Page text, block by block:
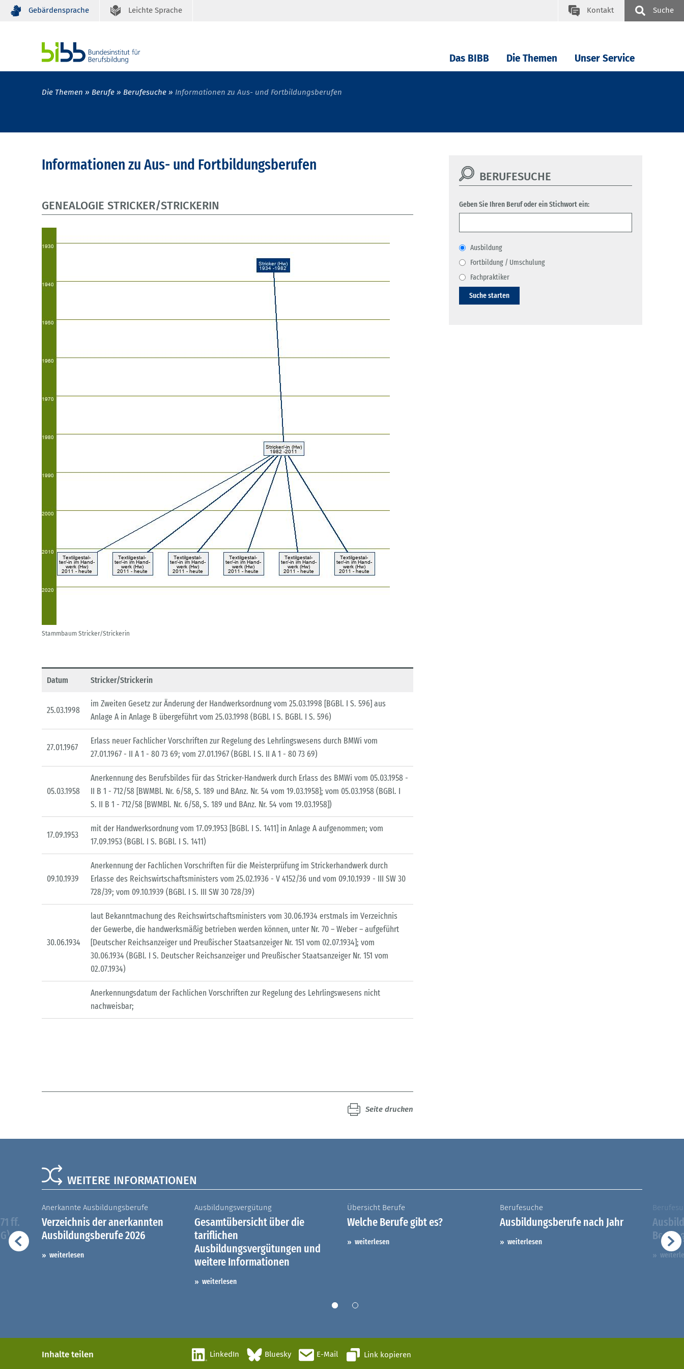
Gebärdensprache Leichte Sprache Kontakt Suche
Das BIBB Die Themen Unser Service
Die Themen Berufe Berufesuche Informationen zu Aus- und Fortbildungsberufen
Informationen zu Aus- und Fortbildungsberufen
GENEALOGIE STRICKER/STRICKERIN
Stammbaum Stricker/Strickerin
Datum Stricker/Strickerin
25.03.1998
im Zweiten Gesetz zur Änderung der Handwerksordnung vom 25.03.1998 [BGBl. I S. 596] aus
Anlage A in Anlage B übergeführt vom 25.03.1998 (BGBl. I S. BGBl. I S. 596)
27.01.1967
Erlass neuer Fachlicher Vorschriften zur Regelung des Lehrlingswesens durch BMWi vom
27.01.1967 - II A 1 - 80 73 69; vom 27.01.1967 (BGBl. I S. II A 1 - 80 73 69)
05.03.1958
Anerkennung des Berufsbildes für das Stricker-Handwerk durch Erlass des BMWi vom 05.03.1958 -
II B 1 - 712/58 [BWMBl. Nr. 6/58, S. 189 und BAnz. Nr. 54 vom 19.03.1958]; vom 05.03.1958 (BGBl. I
S. II B 1 - 712/58 [BWMBl. Nr. 6/58, S. 189 und BAnz. Nr. 54 vom 19.03.1958])
17.09.1953
mit der Handwerksordnung vom 17.09.1953 [BGBl. I S. 1411] in Anlage A aufgenommen; vom
17.09.1953 (BGBl. I S. BGBl. I S. 1411)
09.10.1939
Anerkennung der Fachlichen Vorschriften für die Meisterprüfung im Strickerhandwerk durch
Erlasse des Reichswirtschaftsministers vom 25.02.1936 - V 4152/36 und vom 09.10.1939 - III SW 30
728/39; vom 09.10.1939 (BGBl. I S. III SW 30 728/39)
30.06.1934
laut Bekanntmachung des Reichswirtschaftsministers vom 30.06.1934 erstmals im Verzeichnis
der Gewerbe, die handwerksmäßig betrieben werden können, unter Nr. 70 – Weber – aufgeführt
[Deutscher Reichsanzeiger und Preußischer Staatsanzeiger Nr. 151 vom 02.07.1934]; vom
30.06.1934 (BGBl. I S. Deutscher Reichsanzeiger und Preußischer Staatsanzeiger Nr. 151 vom
02.07.1934)
Anerkennungsdatum der Fachlichen Vorschriften zur Regelung des Lehrlingswesens nicht
nachweisbar;
Seite drucken
BERUFESUCHE
Geben Sie Ihren Beruf oder ein Stichwort ein:
Ausbildung
Fortbildung / Umschulung
Fachpraktiker
Suche starten
WEITERE INFORMATIONEN
ff.
Anerkannte Ausbildungsberufe
Verzeichnis der anerkannten
Ausbildungsberufe 2026
weiterlesen
Ausbildungsvergütung
Gesamtübersicht über die
tariflichen
Ausbildungsvergütungen und
weitere Informationen
weiterlesen
Übersicht Berufe
Welche Berufe gibt es?
weiterlesen
Berufesuche
Ausbildungsberufe nach Jahr
weiterlesen
Inhalte teilen LinkedIn Bluesky E-Mail Link kopieren